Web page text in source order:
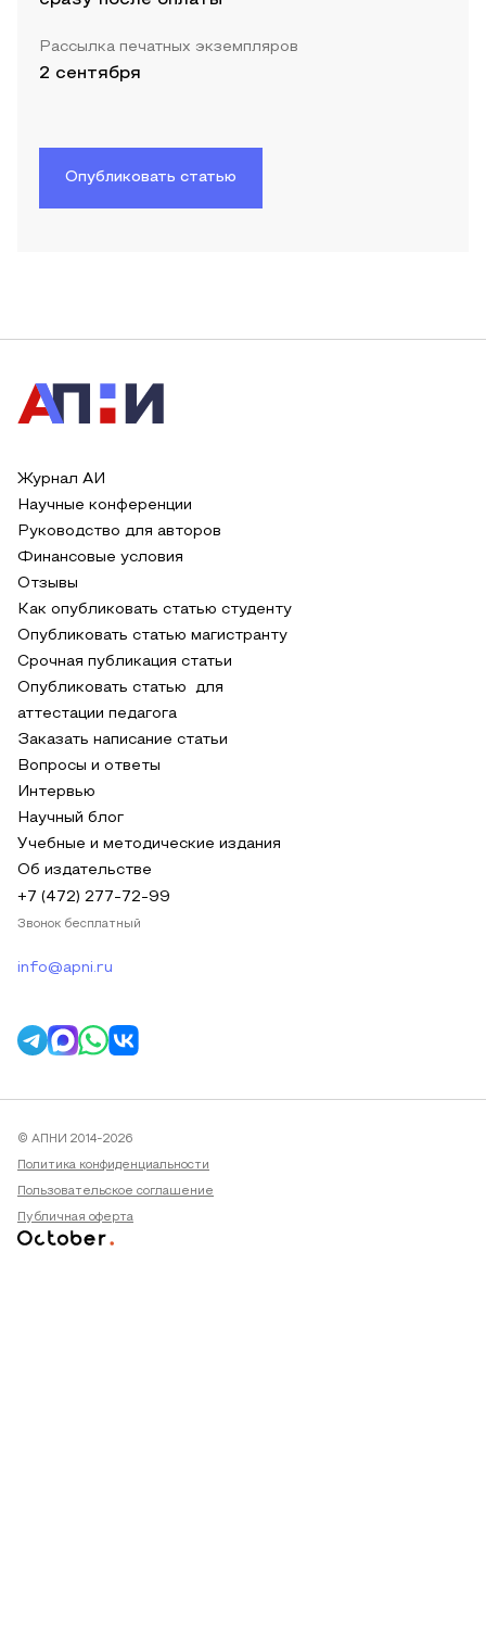
Рассылка печатных экземпляров
2 сентября
Опубликовать статью
Журнал АИ
Научные конференции
Руководство для авторов
Финансовые условия
Отзывы
Как опубликовать статью студенту
Опубликовать статью магистранту
Срочная публикация статьи
Опубликовать статью для
аттестации педагога
Заказать написание статьи
Вопросы и ответы
Интервью
Научный блог
Учебные и методические издания
Об издательстве
+7 (472) 277-72-99
Звонок бесплатный
info@apni.ru
© АПНИ 2014-2026
Политика конфиденциальности
Пользовательское соглашение
Публичная оферта